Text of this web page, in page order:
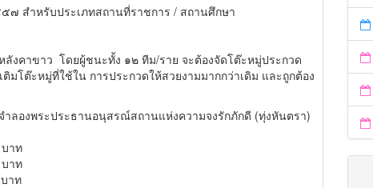
๗ สำหรับประเภทสถานที่ราชการ / สถานศึกษา
คาขาว โดยผู้ชนะทั้ง ๑๒ ทีม/ราย จะต้องจัดโต๊ะหมู่ประกวด
ติมโต๊ะหมู่ที่ใช้ใน การประกวดให้สวยงามมากกว่าเดิม และถูกต้อง
ำลองพระประธานอนุสรณ์สถานแห่งความจงรักภักดี (ทุ่งหันตรา)
ท
าท
าท